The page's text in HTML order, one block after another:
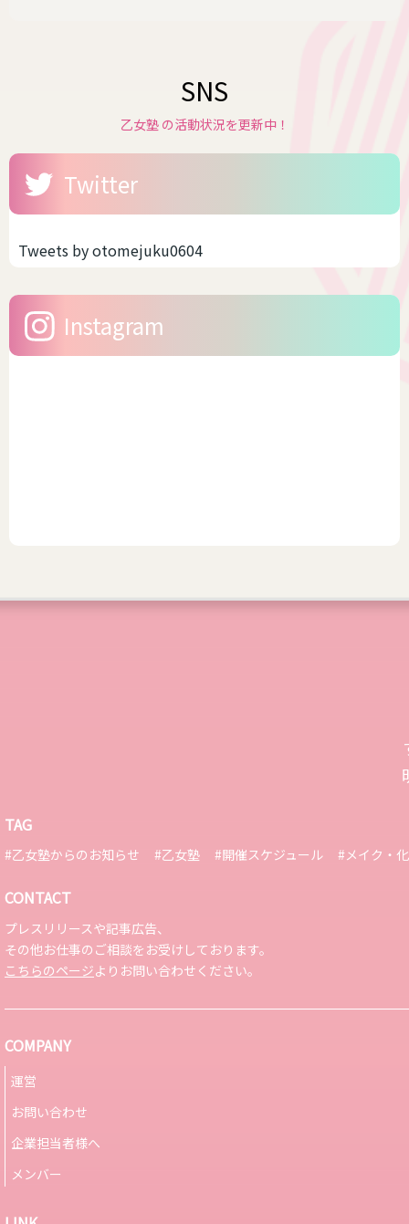
SNS
乙女塾 の活動状況を更新中！
Twitter
Tweets by otomejuku0604
Instagram
TAG
#乙女塾からのお知らせ #乙女塾 #開催スケジュール #メイク・
CONTACT
プレスリリースや記事広告、
その他お仕事のご相談をお受けしております。
こちらのページよりお問い合わせください。
COMPANY
運営
お問い合わせ
企業担当者様へ
メンバー